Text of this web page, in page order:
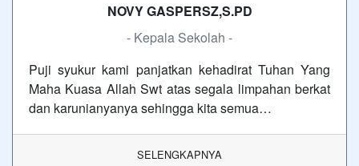
NOVY GASPERSZ,S.PD
- Kepala Sekolah -
Puji syukur kami panjatkan kehadirat Tuhan Yang
Maha Kuasa Allah Swt atas segala limpahan berkat
dan karunianyanya sehingga kita semua…
SELENGKAPNYA